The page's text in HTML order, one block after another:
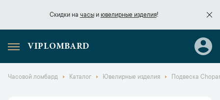
Скидки на часыи ювелирные изделия!
Скидки начасы
VIPLOMBARD
Часовой ломбард Каталог Ювелирные изделия Подвеска